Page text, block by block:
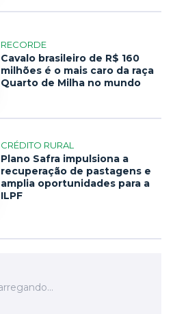
RECORDE
Cavalo brasileiro de R$ 160
milhões é o mais caro da raça
Quarto de Milha no mundo
CRÉDITO RURAL
Plano Safra impulsiona a
recuperação de pastagens e
amplia oportunidades para a
ILPF